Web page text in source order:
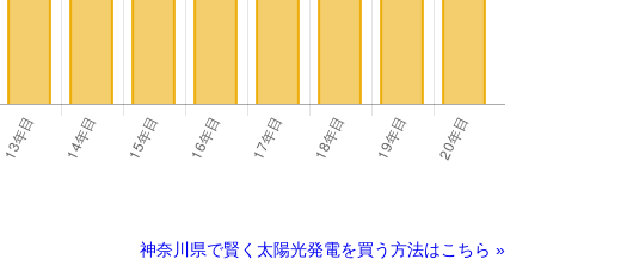
神奈川県で賢く太陽光発電を買う方法はこちら »